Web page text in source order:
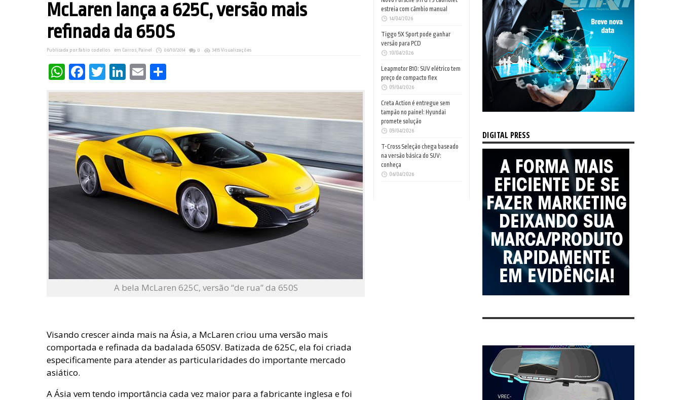
McLaren lança a 625C, versão mais
refinada da 650S
Publicada por:fabio codellos em Carros, Painel 06/10/2014 0 3415 Visualizações
WhatsApp
Facebook
Twitter
LinkedIn
Email
A bela McLaren 625C, versão “de rua” da 650S
Visando crescer ainda mais na Ásia, a McLaren criou uma versão mais
comportada e refinada da badalada 650SV. Batizada de 625C, ela foi criada
especificamente para atender as particularidades do importante mercado
asiático.
A Ásia vem tendo importância cada vez maior para a fabricante inglesa e foi
estreia com câmbio manual
14/04/2026
Tiggo 5X Sport pode ganhar
versão para PCD
10/04/2026
Leapmotor B10: SUV elétrico tem
preço de compacto flex
09/04/2026
Creta Action é entregue sem
tampão no painel: Hyundai
promete solução
09/04/2026
T-Cross Seleção chega baseado
na versão básica do SUV:
conheça
06/04/2026
DIGITAL PRESS